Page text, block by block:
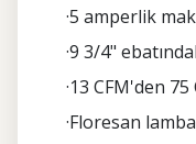
·5 amperlik
·9 3/4"
·13 CFM'den
·Floresan